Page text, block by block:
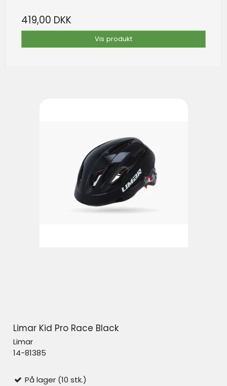
419,00 DKK
Vis produkt
Limar Kid Pro Race Black
Limar
14-81385
På lager (10 stk.)